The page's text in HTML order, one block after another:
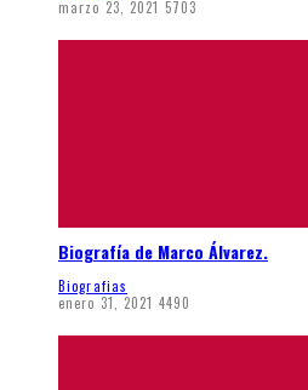
marzo 23, 2021 5703
Biografía de Marco Álvarez.
Biografias
enero 31, 2021 4490